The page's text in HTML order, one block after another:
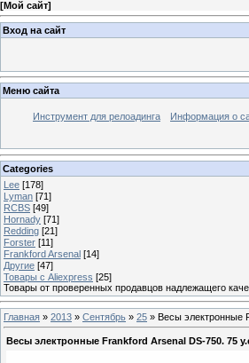
[Мой сайт]
Вход на сайт
Меню сайта
Инструмент для релоадинга Информация о
Categories
Lee [178]
Lyman [71]
RCBS [49]
Hornady [71]
Redding [21]
Forster [11]
Frankford Arsenal [14]
Другие [47]
Товары с Aliexpress [25]
Товары от проверенных продавцов надлежащего
Главная » 2013 » Сентябрь » 25 » Весы электронные
Весы электронные Frankford Arsenal DS-750. 75